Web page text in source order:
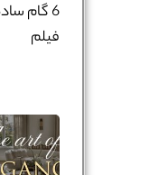
6 گام
فیلم